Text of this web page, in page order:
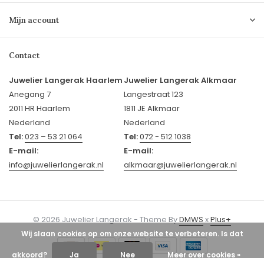
Mijn account
Contact
Juwelier Langerak Haarlem
Anegang 7
2011 HR Haarlem
Nederland
Tel:023 – 53 21 064
E-mail:
info@juwelierlangerak.nl
Juwelier Langerak Alkmaar
Langestraat 123
1811 JE Alkmaar
Nederland
Tel:072 - 512 1038
E-mail:
alkmaar@juwelierlangerak.nl
© 2026 Juwelier Langerak - Theme ByDMWSxPlus+
Wij slaan cookies op om onze website te verbeteren. Is dat
akkoord? Ja Nee Meer over cookies »